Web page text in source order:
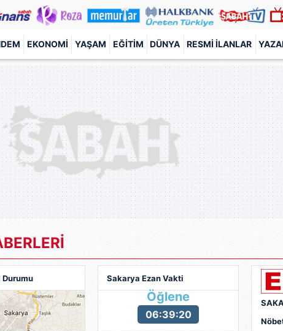
EKONOMI YAŞAM EĞITIM DÜNYA RESMI İLANLAR
Durumu Sakarya Ezan Vakti
Öğlene
06:39:19